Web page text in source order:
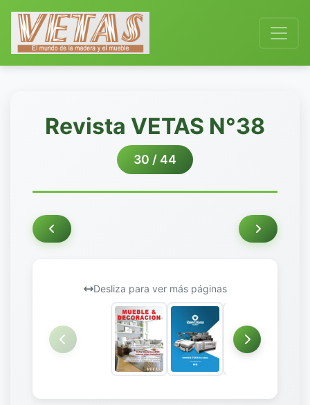
Revista VETAS N°38
30 / 44
Desliza para ver más páginas